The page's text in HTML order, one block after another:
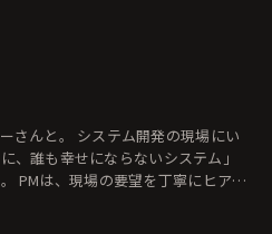
発の現場にい
、誰も幸せにならないシステム」
アリ